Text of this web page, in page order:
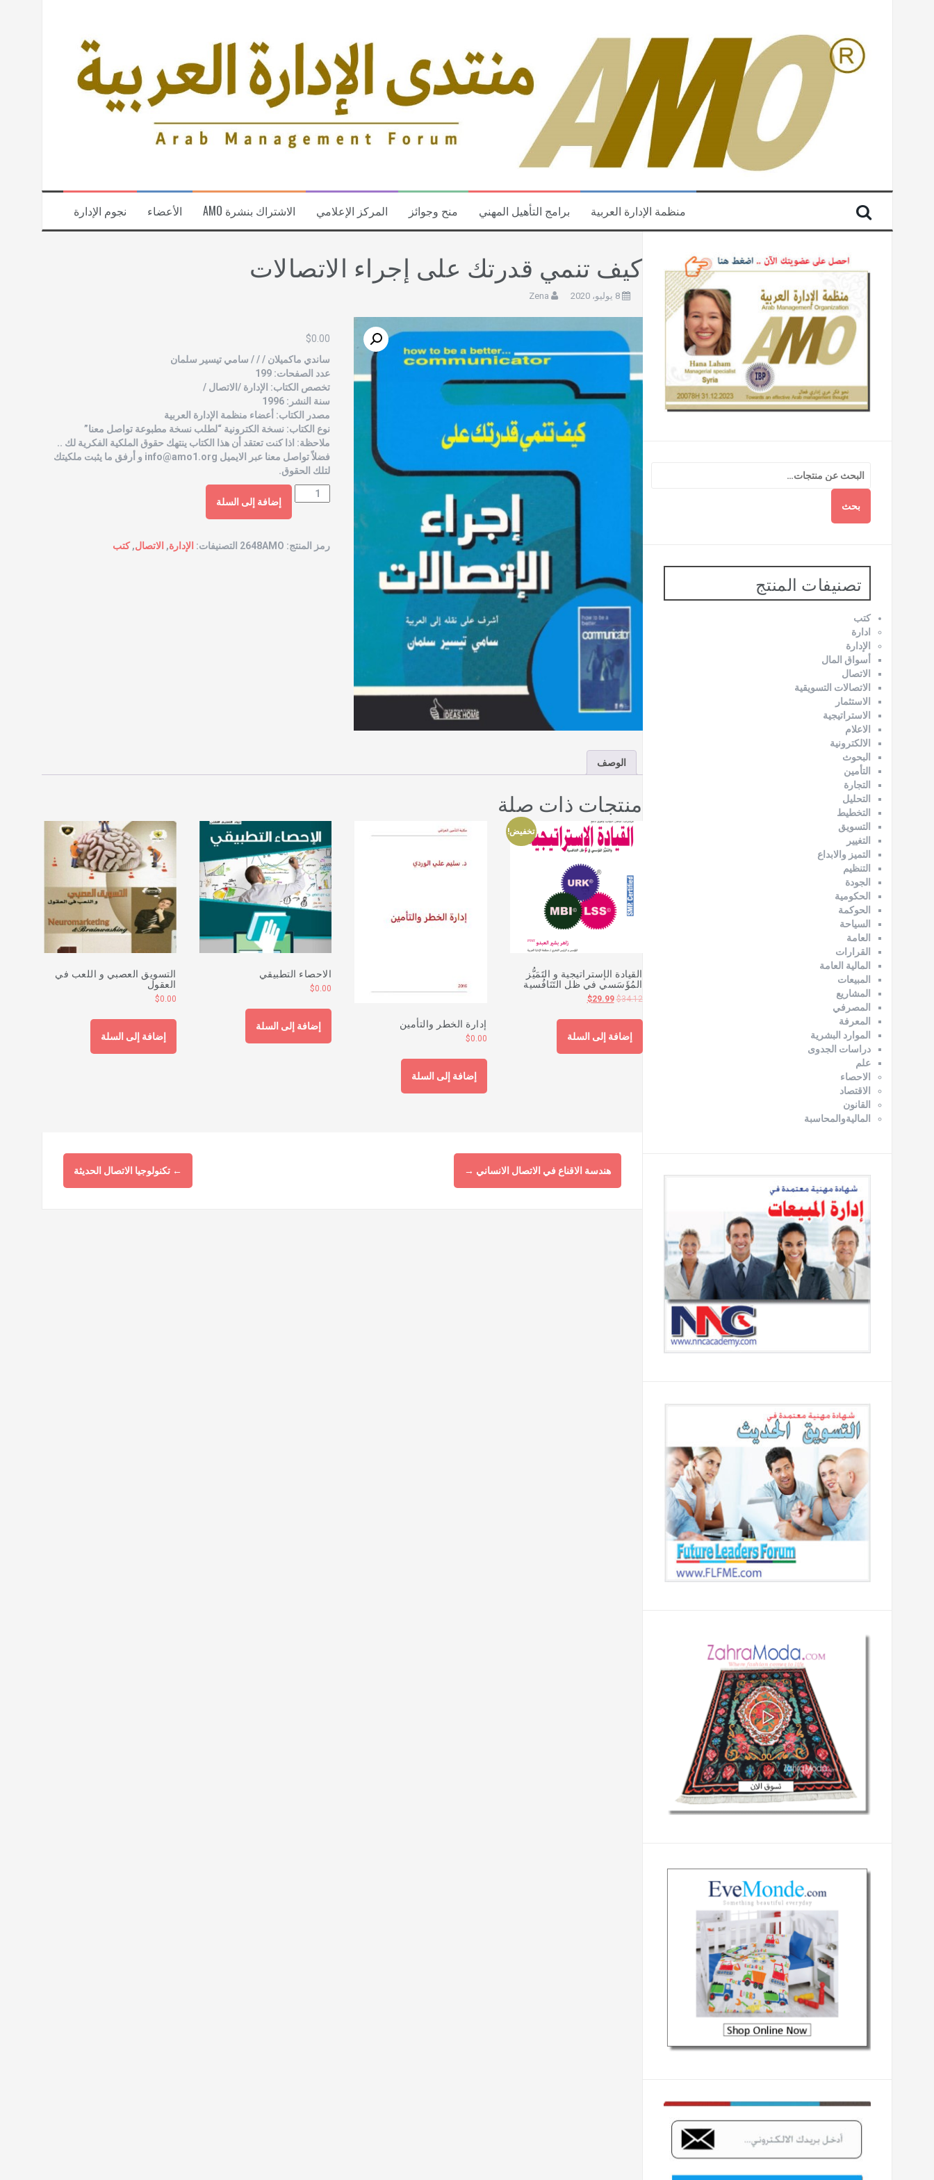
نجوم الإدارة الأعضاء الاشتراك بنشرة AMO المركز الإعلامي منح وجوائز برامج التأهيل المهني منظمة الإدارة العربية
كيف تنمي قدرتك على إجراء الاتصالات
8 يوليو، 2020 Zena
$0.00
ساندي ماكميلان / / / سامي تيسير سلمان
عدد الصفحات: 199
تخصص الكتاب: الإدارة /الاتصال /
سنة النشر: 1996
مصدر الكتاب: أعضاء منظمة الإدارة العربية
نوع الكتاب: نسخة الكترونية “لطلب نسخة مطبوعة تواصل معنا”
ملاحظة: اذا كنت تعتقد أن هذا الكتاب ينتهك حقوق الملكية الفكرية لك ..
فضلاً تواصل معنا عبر الايميل info@amo1.org و أرفق ما يثبت ملكيتك
لتلك الحقوق.
إضافة إلى السلة
رمز المنتج: 2648AMO التصنيفات: الإدارة, الاتصال,كتب
الوصف
منتجات ذات صلة
تخفيض!
القيادة الإستراتيجية و التَمَيُّز
المُؤَسَسي في ظل التَنَافُسية
$34.12
$29.99
إضافة إلى السلة
إدارة الخطر والتأمين
$0.00
إضافة إلى السلة
الاحصاء التطبيقي
$0.00
إضافة إلى السلة
التسويق العصبي و اللعب في
العقول
$0.00
إضافة إلى السلة
← تكنولوجيا الاتصال الحديثة هندسة الاقناع في الاتصال الانساني →
بحث
تصنيفات المنتج
كتب
ادارة
الإدارة
أسواق المال
الاتصال
الاتصالات التسويقية
الاستثمار
الاستراتيجية
الاعلام
الالكترونية
البحوث
التأمين
التجارة
التحليل
التخطيط
التسويق
التغيير
التميز والابداع
التنظيم
الجودة
الحكومية
الحوكمة
السياحة
العامة
القرارات
المالية العامة
المبيعات
المشاريع
المصرفي
المعرفة
الموارد البشرية
دراسات الجدوى
علم
الاحصاء
الاقتصاد
القانون
الماليةوالمحاسبة